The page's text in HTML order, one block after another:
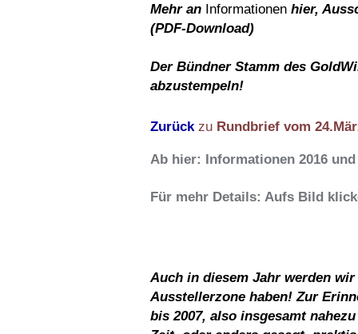
Mehr an Informationen hier,
(PDF-Download)
Der Bündner Stamm des
abzustempeln!
Zurück zu Rundbrief vom
Ab hier: Informationen 2016
Für mehr Details: Aufs Bild
Auch in diesem Jahr werden
Ausstellerzone haben! Zur
bis 2007, also insgesamt